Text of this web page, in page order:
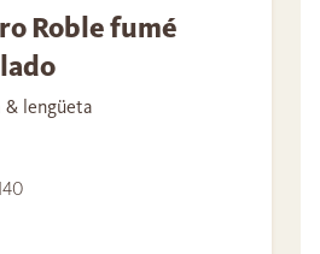
Roble fumé
& lengüeta